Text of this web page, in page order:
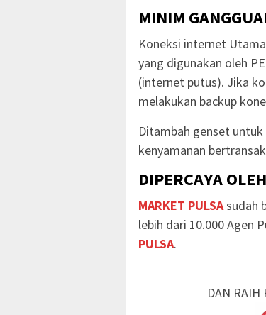
MINIM
Koneksi internet Utama
yang digunakan oleh
(internet putus). Jika
melakukan backup
Ditambah genset
kenyamanan
DIPERCAYA
MARKET PULSAsudah
lebih dari 10.000 Agen
PULSA.
DAN RAIH